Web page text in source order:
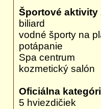
Športové aktivity
biliard
vodné športy na
potápanie
Spa centrum
kozmetický salón
Oficiálna
5 hviezdičiek